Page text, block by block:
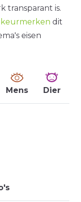
transparant is.
dit
eisen
Mens Dier